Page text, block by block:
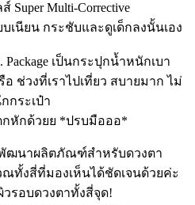
Super Multi-Corrective
เนียน กระชับและดูเด็กลงนั้นเอง
เป็นกระปุกน้ำหนักเบา
ช่วงที่เราไปเที่ยว สบายมาก ไม่
กระเป๋า
กหักด้วยย *ปรบมือออ*
ฒนาผลิตภัณฑ์สำหรับดวงตา
ทั้งสี่ที่มองเห็นได้ชัดเจนด้วยค่ะ
วรอบดวงตาทั้งสี่จุด!